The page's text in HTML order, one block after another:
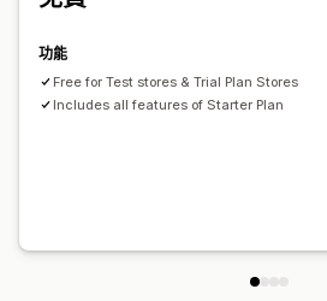
功能
Free for Test stores & Trial Plan Stores
Includes all features of Starter Plan